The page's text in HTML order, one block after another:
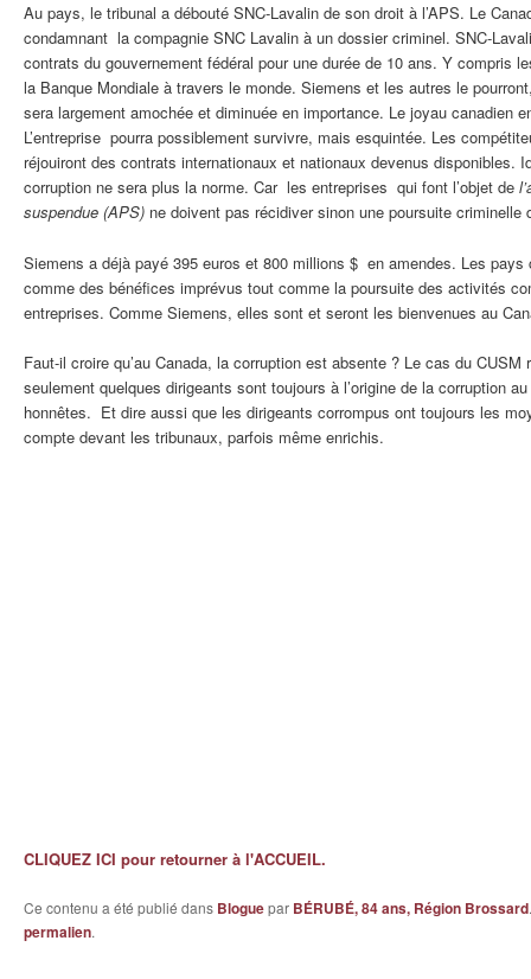
Au pays, le tribunal a débouté SNC-Lavalin de son droit à l’APS. Le
condamnant la compagnie SNC Lavalin à un dossier criminel. SNC-
contrats du gouvernement fédéral pour une durée de 10 ans. Y compris
la Banque Mondiale à travers le monde. Siemens et les autres le
sera largement amochée et diminuée en importance. Le joyau canadien
L’entreprise pourra possiblement survivre, mais esquintée. Les
réjouiront des contrats internationaux et nationaux devenus disponibles.
corruption ne sera plus la norme. Car les entreprises qui font l’objet de
suspendue (APS) ne doivent pas récidiver sinon une poursuite criminelle
Siemens a déjà payé 395 euros et 800 millions $ en amendes. Les pays
comme des bénéfices imprévus tout comme la poursuite des activités
entreprises. Comme Siemens, elles sont et seront les bienvenues au
Faut-il croire qu’au Canada, la corruption est absente ? Le cas du CUSM
seulement quelques dirigeants sont toujours à l’origine de la corruption
honnêtes. Et dire aussi que les dirigeants corrompus ont toujours les
compte devant les tribunaux, parfois même enrichis.
CLIQUEZ ICI pour retourner à l'ACCUEIL.
Ce contenu a été publié dans Bloguepar BÉRUBÉ, 84 ans, Région Brossard
permalien.